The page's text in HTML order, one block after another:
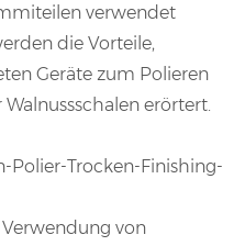
verwendet
die Vorteile,
Geräte zum Polieren
erörtert.
Polier-Trocken-Finishing-
von